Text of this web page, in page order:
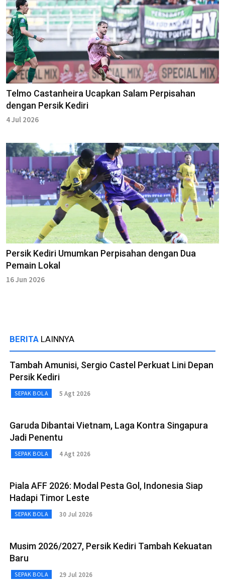
Telmo Castanheira Ucapkan Salam Perpisahan
dengan Persik Kediri
4 Jul 2026
Persik Kediri Umumkan Perpisahan dengan Dua
Pemain Lokal
16 Jun 2026
BERITA LAINNYA
Tambah Amunisi, Sergio Castel Perkuat Lini Depan
Persik Kediri
SEPAK BOLA 5 Agt 2026
Garuda Dibantai Vietnam, Laga Kontra Singapura
Jadi Penentu
SEPAK BOLA 4 Agt 2026
Piala AFF 2026: Modal Pesta Gol, Indonesia Siap
Hadapi Timor Leste
SEPAK BOLA 30 Jul 2026
Musim 2026/2027, Persik Kediri Tambah Kekuatan
Baru
SEPAK BOLA 29 Jul 2026